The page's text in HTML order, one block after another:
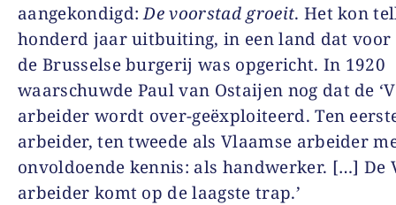
aangekondigd:De voorstad groeit. Het kon
honderd jaar uitbuiting, in een land dat voor
de Brusselse burgerij was opgericht. In 1920
waarschuwde Paul van Ostaijen nog dat de
arbeider wordt over-geëxploiteerd. Ten
arbeider, ten tweede als Vlaamse arbeider
onvoldoende kennis: als handwerker. […] De
arbeider komt op de laagste trap.’